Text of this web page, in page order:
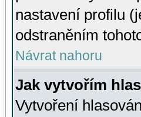
nastavení profilu
odstraněním
Návrat nahoru
Jak vytvořím
Vytvoření